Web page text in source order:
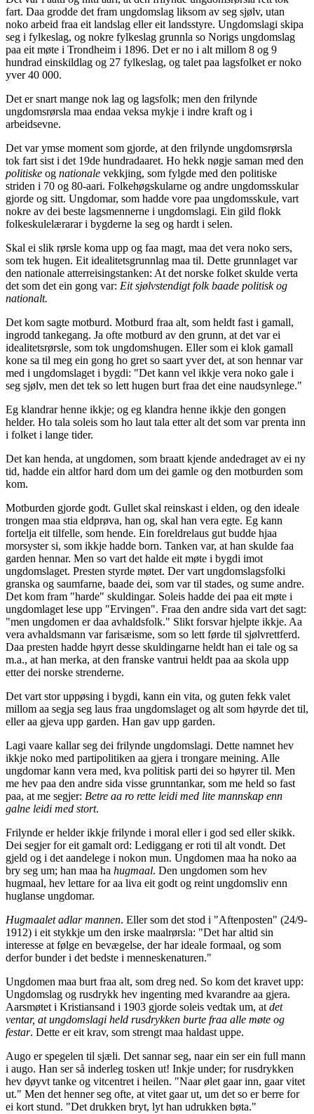
fart. Daa grodde det fram ungdomslag liksom av seg sjølv, utan
noko arbeid fraa eit landslag eller eit landsstyre. Ungdomslagi skipa
seg i fylkeslag, og nokre fylkeslag grunnla so Norigs ungdomslag
paa eit møte i Trondheim i 1896. Det er no i alt millom 8 og 9
hundrad einskildlag og 27 fylkeslag, og talet paa lagsfolket er noko
yver 40 000.
Det er snart mange nok lag og lagsfolk; men den frilynde
ungdomsrørsla maa endaa veksa mykje i indre kraft og i
arbeidsevne.
Det var ymse moment som gjorde, at den frilynde ungdomsrørsla
tok fart sist i det 19de hundradaaret. Ho hekk nøgje saman med den
politiske og nationale vekkjing, som fylgde med den politiske
striden i 70 og 80-aari. Folkehøgskularne og andre ungdomsskular
gjorde og sitt. Ungdomar, som hadde vore paa ungdomsskule, vart
nokre av dei beste lagsmennerne i ungdomslagi. Ein gild flokk
folkeskulelærarar i bygderne la seg og hardt i selen.
Skal ei slik rørsle koma upp og faa magt, maa det vera noko sers,
som tek hugen. Eit idealitetsgrunnlag maa til. Dette grunnlaget var
den nationale atterreisingstanken: At det norske folket skulde verta
det som det ein gong var: Eit sjølvstendigt folk baade politisk og
nationalt.
Det kom sagte motburd. Motburd fraa alt, som heldt fast i gamall,
ingrodd tankegang. Ja ofte motburd av den grunn, at det var ei
idealitetsrørsle, som tok ungdomshugen. Eller som ei klok gamall
kone sa til meg ein gong ho gret so saart yver det, at son hennar var
med i ungdomslaget i bygdi: "Det kann vel ikkje vera noko gale i
seg sjølv, men det tek so lett hugen burt fraa det eine naudsynlege."
Eg klandrar henne ikkje; og eg klandra henne ikkje den gongen
helder. Ho tala soleis som ho laut tala etter alt det som var prenta inn
i folket i lange tider.
Det kan henda, at ungdomen, som braatt kjende andedraget av ei ny
tid, hadde ein altfor hard dom um dei gamle og den motburden som
kom.
Motburden gjorde godt. Gullet skal reinskast i elden, og den ideale
trongen maa stia eldprøva, han og, skal han vera egte. Eg kann
fortelja eit tilfelle, som hende. Ein foreldrelaus gut budde hjaa
morsyster si, som ikkje hadde born. Tanken var, at han skulde faa
garden hennar. Men so vart det halde eit møte i bygdi imot
ungdomslaget. Presten styrde møtet. Der vart ungdomslagsfolki
granska og saumfarne, baade dei, som var til stades, og sume andre.
Det kom fram "harde" skuldingar. Soleis hadde dei paa eit møte i
ungdomlaget lese upp "Ervingen". Fraa den andre sida vart det sagt:
"men ungdomen er daa avhaldsfolk." Slikt forsvar hjelpte ikkje. Aa
vera avhaldsmann var farisæisme, som so lett førde til sjølvrettferd.
Daa presten hadde høyrt desse skuldingarne heldt han ei tale og sa
m.a., at han merka, at den franske vantrui heldt paa aa skola upp
etter dei norske strenderne.
Det vart stor uppøsing i bygdi, kann ein vita, og guten fekk valet
millom aa segja seg laus fraa ungdomslaget og alt som høyrde det til,
eller aa gjeva upp garden. Han gav upp garden.
Lagi vaare kallar seg dei frilynde ungdomslagi. Dette namnet hev
ikkje noko med partipolitiken aa gjera i trongare meining. Alle
ungdomar kann vera med, kva politisk parti dei so høyrer til. Men
me hev paa den andre sida visse grunntankar, som me held so fast
paa, at me segjer: Betre aa ro rette leidi med lite mannskap enn
galne leidi med stort.
Frilynde er helder ikkje frilynde i moral eller i god sed eller skikk.
Dei segjer for eit gamalt ord: Lediggang er roti til alt vondt. Det
gjeld og i det aandelege i nokon mun. Ungdomen maa ha noko aa
bry seg um; han maa ha hugmaal. Den ungdomen som hev
hugmaal, hev lettare for aa liva eit godt og reint ungdomsliv enn
huglanse ungdomar.
Hugmaalet adlar mannen. Eller som det stod i "Aftenposten" (24/9-
1912) i eit stykkje um den irske maalrørsla: "Det har altid sin
interesse at følge en bevægelse, der har ideale formaal, og som
derfor bunder i det bedste i menneskenaturen."
Ungdomen maa burt fraa alt, som dreg ned. So kom det kravet upp:
Ungdomslag og rusdrykk hev ingenting med kvarandre aa gjera.
Aarsmøtet i Kristiansand i 1903 gjorde soleis vedtak um, at det
ventar, at ungdomslagi held rusdrykken burte fraa alle møte og
festar. Dette er eit krav, som strengt maa haldast uppe.
Augo er spegelen til sjæli. Det sannar seg, naar ein ser ein full mann
i augo. Han ser så inderleg tosken ut! Inkje under; for rusdrykken
hev døyvt tanke og vitcentret i heilen. "Naar ølet gaar inn, gaar vitet
ut." Men det henner seg ofte, at vitet gaar ut, um det so er berre for
ei kort stund. "Det drukken bryt, lyt han udrukken bøta."